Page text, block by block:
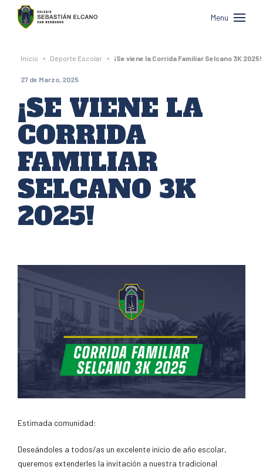
Colegio
Sebastián
Elcano
de
San
Bernardo
Menu
Inicio » Deporte Escolar » ¡Se viene la Corrida Familiar Selcano 3K 2025!
27 de Marzo, 2025
¡SE VIENE LA
CORRIDA
FAMILIAR
SELCANO 3K
2025!
Estimada comunidad:
Deseándoles a todos/as un excelente inicio de año escolar,
queremos extenderles la invitación a nuestra tradicional